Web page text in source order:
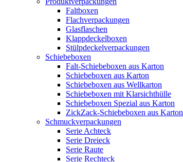
Faltboxen
Flachverpackungen
Glasflaschen
Klappdeckelboxen
Stülpdeckelverpackungen
Schiebeboxen
Falt-Schiebeboxen aus Karton
Schiebeboxen aus Karton
Schiebeboxen aus Wellkarton
Schiebeboxen mit Klarsichthülle
Schiebeboxen Spezial aus Karton
ZickZack-Schiebeboxen aus Karton
Schmuckverpackungen
Serie Achteck
Serie Dreieck
Serie Raute
Serie Rechteck